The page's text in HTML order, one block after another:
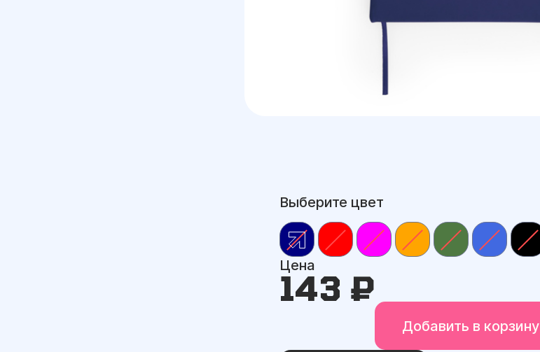
Выберите цвет
Цена
143 ₽
Добавить в корзину